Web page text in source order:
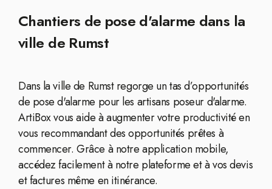
Chantiers de pose d'alarme dans la
ville de Rumst
Dans la ville de Rumst regorge un tas d’opportunités
de pose d'alarme pour les artisans poseur d'alarme.
ArtiBox vous aide à augmenter votre productivité en
vous recommandant des opportunités prêtes à
commencer. Grâce à notre application mobile,
accédez facilement à notre plateforme et à vos devis
et factures même en itinérance.